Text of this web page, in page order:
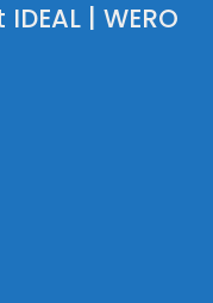
| WERO